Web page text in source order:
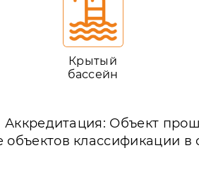
Крытый
бассейн
Аккредитация: Объект
классификации в